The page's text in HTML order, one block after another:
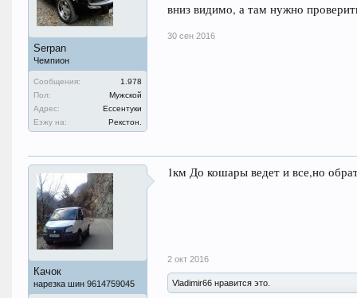
Serpan
Чемпион
Сообщения:
1.978
Пол:
Мужской
Адрес:
Ессентуки
Езжу на:
Рекстон.
вниз видимо, а там нужно
30 сен 2016
Качок
нарезка шин 9614759045
1км До кошары ведет и все,но
2 окт 2016
Vladimir66 нравится это.